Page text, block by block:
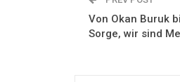
Von Okan Buruk
Sorge, wir sind